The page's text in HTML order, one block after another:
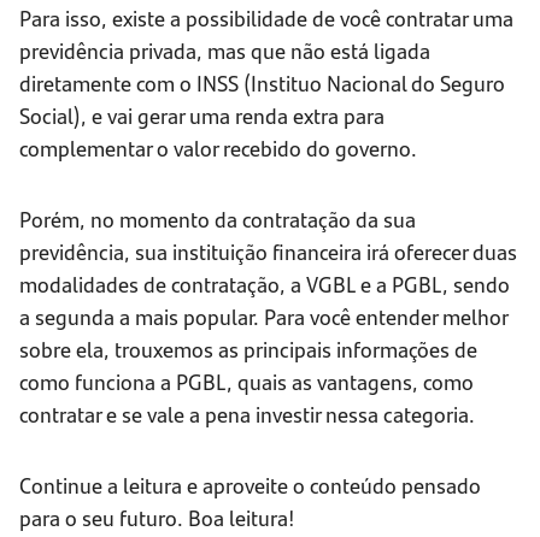
Para isso, existe a possibilidade de você contratar uma
previdência privada, mas que não está ligada
diretamente com o INSS (Instituo Nacional do Seguro
Social), e vai gerar uma renda extra para
complementar o valor recebido do governo.
Porém, no momento da contratação da sua
previdência, sua instituição financeira irá oferecer duas
modalidades de contratação, a VGBL e a PGBL, sendo
a segunda a mais popular. Para você entender melhor
sobre ela, trouxemos as principais informações de
como funciona a PGBL, quais as vantagens, como
contratar e se vale a pena investir nessa categoria.
Continue a leitura e aproveite o conteúdo pensado
para o seu futuro. Boa leitura!